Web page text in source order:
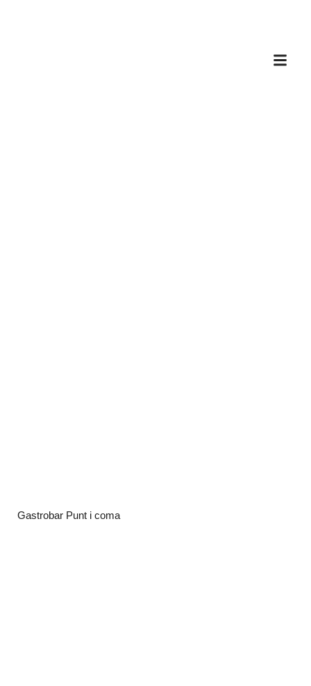
Gastrobar Punt i coma